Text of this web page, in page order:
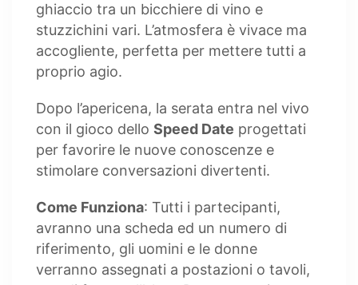
ghiaccio tra un bicchiere di vino e
stuzzichini vari. L’atmosfera è vivace ma
accogliente, perfetta per mettere tutti a
proprio agio.
Dopo l’apericena, la serata entra nel vivo
con il gioco dello Speed Date progettati
per favorire le nuove conoscenze e
stimolare conversazioni divertenti.
Come Funziona: Tutti i partecipanti,
avranno una scheda ed un numero di
riferimento, gli uomini e le donne
verranno assegnati a postazioni o tavoli,